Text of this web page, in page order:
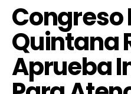
Congreso
Quintana
Aprueba